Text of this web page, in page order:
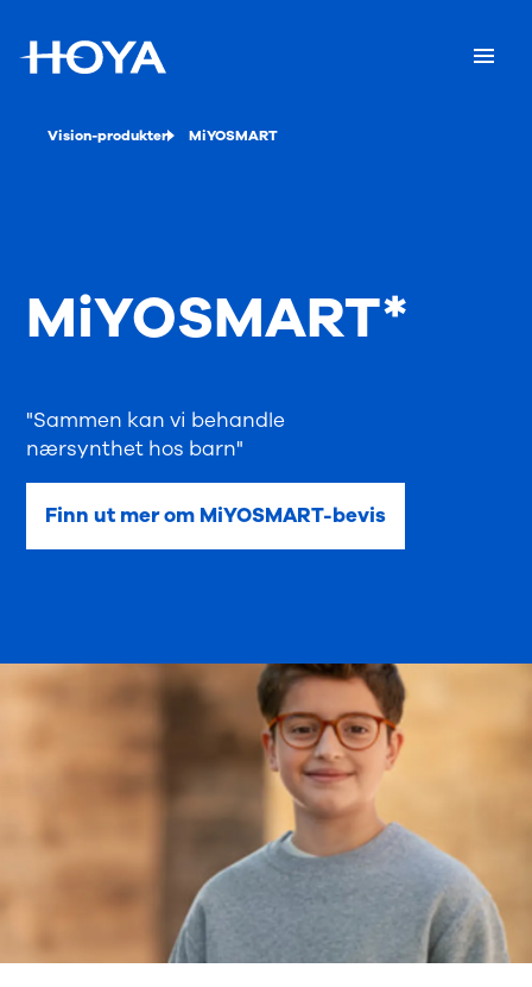
Vision-produkter MiYOSMART
"Sammen kan vi behandle
nærsynthet hos barn"
MiYOSMART*
Finn ut mer om MiYOSMART-bevis